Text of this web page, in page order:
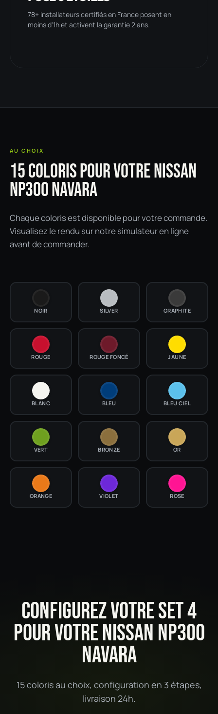
78+ installateurs certifiés en France posent en
moins d'1h et activent la garantie 2 ans.
AU CHOIX
15 COLORIS POUR VOTRE NISSAN
NP300 NAVARA
Chaque coloris est disponible pour votre commande.
Visualisez le rendu sur notre simulateur en ligne
avant de commander.
NOIR SILVER GRAPHITE
ROUGE ROUGE FONCÉ JAUNE
BLANC BLEU BLEU CIEL
VERT BRONZE OR
ORANGE VIOLET ROSE
CONFIGUREZ VOTRE SET 4
POUR VOTRE NISSAN NP300
NAVARA
15 coloris au choix, configuration en 3 étapes,
livraison 24h.